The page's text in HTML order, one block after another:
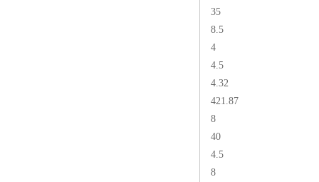
35
8.5
4
4.5
4.32
421.87
8
40
4.5
8